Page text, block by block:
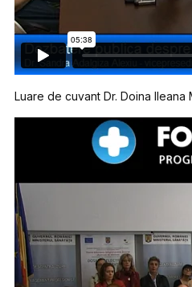
Luare de cuvant Dr. Doina Ileana